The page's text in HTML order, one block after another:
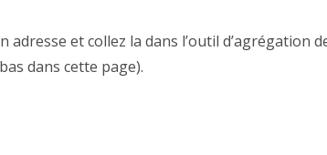
et collez la dans l’outil d’agrégation
dans cette page).